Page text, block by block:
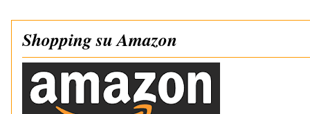
Shopping su Amazon